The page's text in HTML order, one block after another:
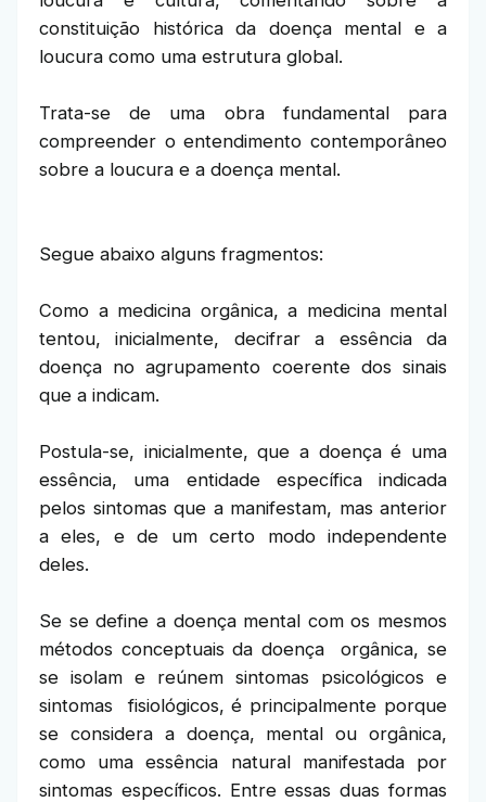
constituição histórica da doença mental e a
loucura como uma estrutura global.
Trata-se de uma obra fundamental para
compreender o entendimento contemporâneo
sobre a loucura e a doença mental.
Segue abaixo alguns fragmentos:
Como a medicina orgânica, a medicina mental
tentou, inicialmente, decifrar a essência da
doença no agrupamento coerente dos sinais
que a indicam.
Postula-se, inicialmente, que a doença é uma
essência, uma entidade específica indicada
pelos sintomas que a manifestam, mas anterior
a eles, e de um certo modo independente
deles.
Se se define a doença mental com os mesmos
métodos conceptuais da doença orgânica, se
se isolam e reúnem sintomas psicológicos e
sintomas fisiológicos, é principalmente porque
se considera a doença, mental ou orgânica,
como uma essência natural manifestada por
sintomas específicos. Entre essas duas formas